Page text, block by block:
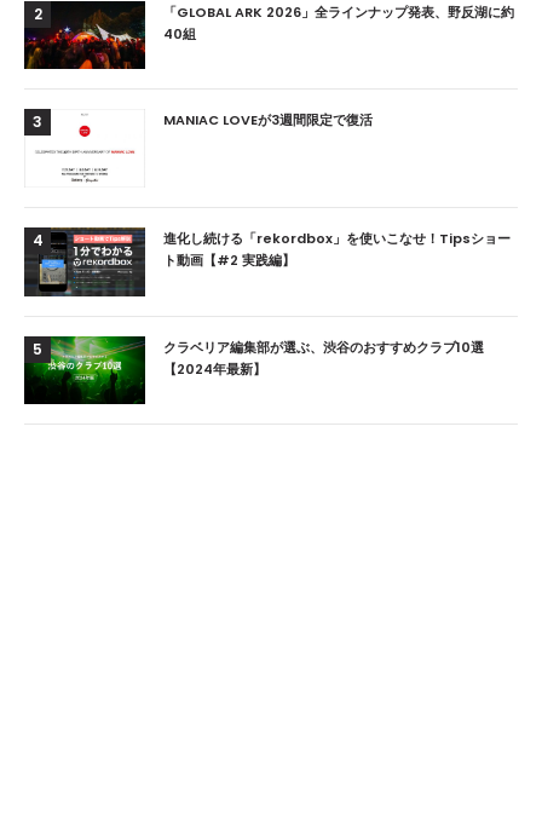
2
「GLOBAL ARK 2026」全ラインナップ発表、野反湖に約
40組
3 MANIAC LOVEが3週間限定で復活
4
進化し続ける「rekordbox」を使いこなせ！Tipsショー
ト動画【#2 実践編】
5
クラベリア編集部が選ぶ、渋谷のおすすめクラブ10選
【2024年最新】